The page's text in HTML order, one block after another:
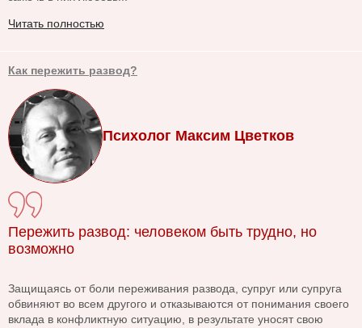
Читать полностью
Как пережить развод?
Психолог Максим Цветков
Пережить развод: человеком быть трудно, но
возможно
Защищаясь от боли переживания развода, супруг или супруга
обвиняют во всем другого и отказываются от понимания своего
вклада в конфликтную ситуацию, в результате уносят свою